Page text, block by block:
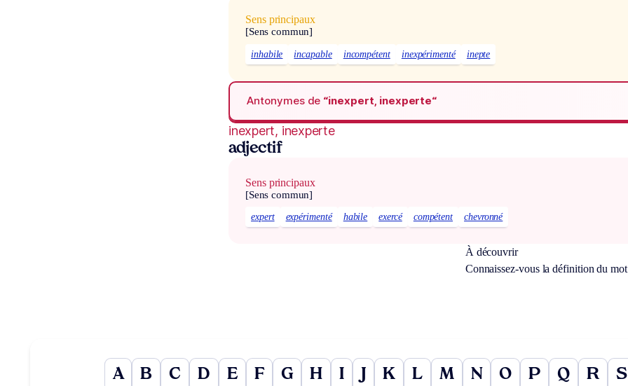
Sens principaux
[Sens commun]
inhabile incapable incompétent inexpérimenté inepte
Antonymes de “inexpert, inexperte“
inexpert, inexperte
adjectif
Sens principaux
[Sens commun]
expert expérimenté habile exercé compétent chevronné
À découvrir
Connaissez-vous la définition du
A B C D E F G H I J K L M N O P Q R S